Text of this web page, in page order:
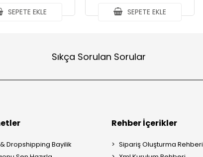
SEPETE EKLE SEPETE EKLE
Sıkça Sorulan Sorular
Dropshipping Bayilik
Rehber İçerikler
Sipariş Oluşturma Rehberi